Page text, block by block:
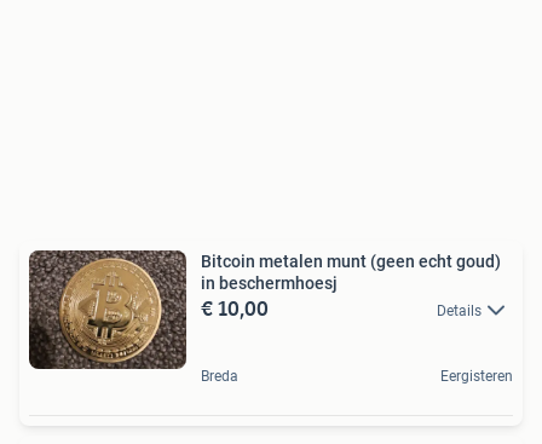
Bitcoin metalen munt (geen echt goud)
in beschermhoesj
€ 10,00 Details
Breda Eergisteren